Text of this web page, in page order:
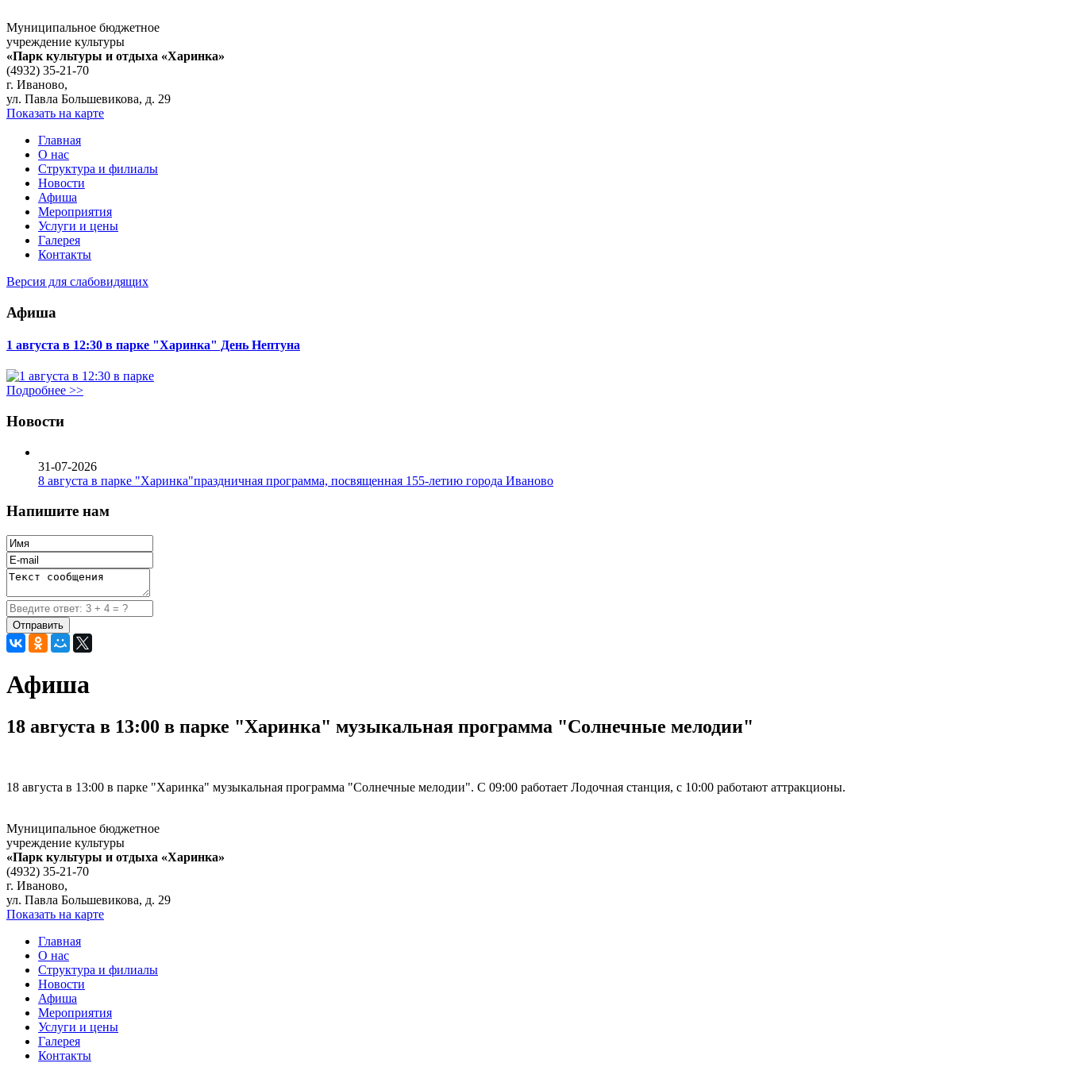
Муниципальное бюджетное
учреждение культуры
«Парк культуры и отдыха «Харинка»
(4932) 35-21-70
г. Иваново,
ул. Павла Большевикова, д. 29
Показать на карте
Главная
О нас
Структура и филиалы
Новости
Афиша
Мероприятия
Услуги и цены
Галерея
Контакты
Версия для слабовидящих
Афиша
1 августа в 12:30 в парке "Харинка" День Нептуна
Подробнее >>
Новости
31-07-2026
8 августа в парке "Харинка"праздничная программа, посвященная 155-летию города Иваново
Напишите нам
Афиша
18 августа в 13:00 в парке "Харинка" музыкальная программа "Солнечные мелодии"
18 августа в 13:00 в парке "Харинка" музыкальная программа "Солнечные мелодии". С 09:00 работает Лодочная станция, с 10:00 работают аттракционы.
Муниципальное бюджетное
учреждение культуры
«Парк культуры и отдыха «Харинка»
(4932) 35-21-70
г. Иваново,
ул. Павла Большевикова, д. 29
Показать на карте
Главная
О нас
Структура и филиалы
Новости
Афиша
Мероприятия
Услуги и цены
Галерея
Контакты